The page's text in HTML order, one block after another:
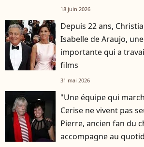
française
18 juin 2026
Depuis 22 ans,
Isabelle de Araujo,
importante qui a
films
31 mai 2026
"Une équipe qui
Cerise ne vivent pas
Pierre, ancien fan du
accompagne au